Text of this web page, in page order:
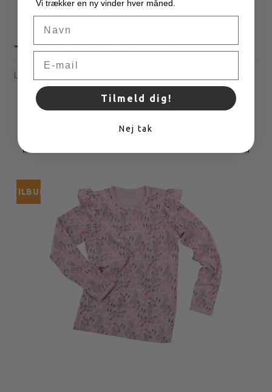
Julle leggings - Dusty Violet
Leggings med stretch og pailletter.
180,00 DKK
TILBUD
Vi trækker en ny vinder hver måned.
Tilmeld dig!
Nej tak